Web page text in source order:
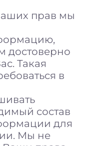
прав мы
достоверно
Такая
в
состав
для
Мы не